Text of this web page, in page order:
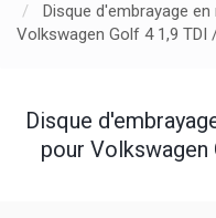
Disque d'embrayage
Volkswagen Golf 4 1,9 TDI
Disque
pour